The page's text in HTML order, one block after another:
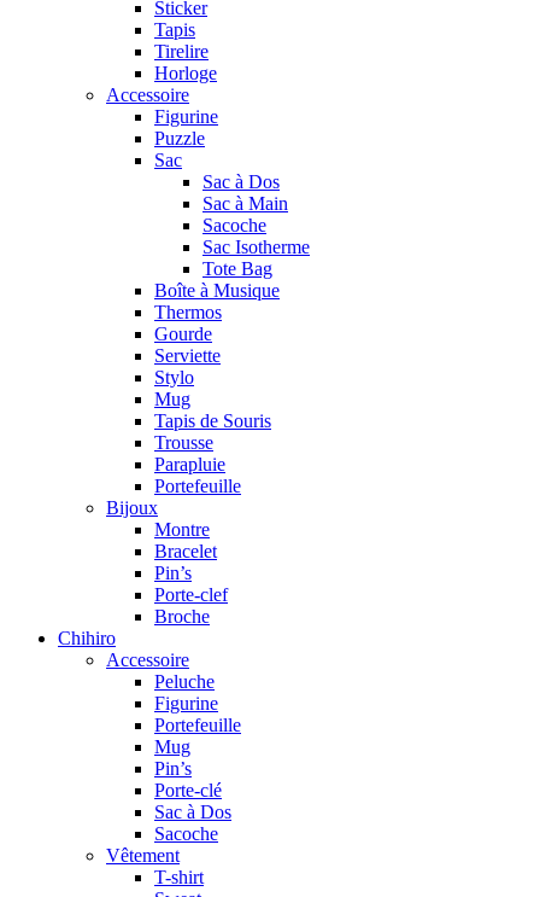
Sticker
Tapis
Tirelire
Horloge
Accessoire
Figurine
Puzzle
Sac
Sac à Dos
Sac à Main
Sacoche
Sac Isotherme
Tote Bag
Boîte à Musique
Thermos
Gourde
Serviette
Stylo
Mug
Tapis de Souris
Trousse
Parapluie
Portefeuille
Bijoux
Montre
Bracelet
Pin’s
Porte-clef
Broche
Chihiro
Accessoire
Peluche
Figurine
Portefeuille
Mug
Pin’s
Porte-clé
Sac à Dos
Sacoche
Vêtement
T-shirt